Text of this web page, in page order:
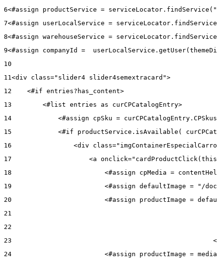
6<#assign productService =
7<#assign userLocalService =
8<#assign warehouseService =
9<#assign companyId =
10
11 <div class="slider4 slider4semextracard">
12
    <#if entries?has_content>
13
        <#list entries as curCPCatalogEntry>
14
<#assign cpSku =
15
<#if productService.isAvailable(
16
<div
17
<a
18
<#assign cpMedia =
19
<#assign defaultImage = "/
20
<#assign productImage =
21
22
23
24
<#assign productImage =